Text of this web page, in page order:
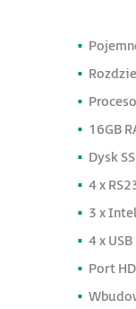
16GB
Dysk
4 x
3 x
4 x
Port